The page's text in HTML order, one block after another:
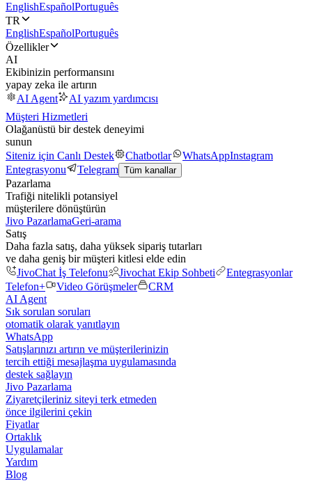
EnglishEspañolPortuguês
TR
EnglishEspañolPortuguês
Özellikler
AI
Ekibinizin performansını
yapay zeka ile artırın
AI Agent
AI yazım yardımcısı
Müşteri Hizmetleri
Olağanüstü bir destek deneyimi
sunun
Siteniz için Canlı Destek
Chatbotlar WhatsAppInstagram
Entegrasyonu
Telegram Tüm kanallar
Pazarlama
Trafiği nitelikli potansiyel
müşterilere dönüştürün
Jivo PazarlamaGeri-arama
Satış
Daha fazla satış, daha yüksek sipariş tutarları
ve daha geniş bir müşteri kitlesi elde edin
JivoChat İş Telefonu
Jivochat Ekip Sohbeti
Entegrasyonlar
Telefon+
Video Görüşmeler
CRM
AI Agent
Sık sorulan soruları
otomatik olarak yanıtlayın
WhatsApp
Satışlarınızı artırın ve müşterilerinizin
tercih ettiği mesajlaşma uygulamasında
destek sağlayın
Jivo Pazarlama
Ziyaretçileriniz siteyi terk etmeden
önce ilgilerini çekin
Fiyatlar
Ortaklık
Uygulamalar
Yardım
Blog